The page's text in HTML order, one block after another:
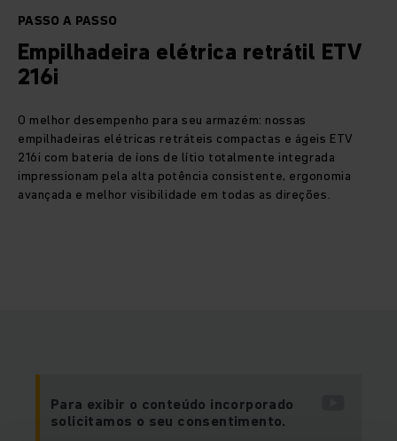
PASSO A PASSO
Empilhadeira elétrica retrátil ETV
216i
O melhor desempenho para seu armazém: nossas
empilhadeiras elétricas retráteis compactas e ágeis ETV
216i com bateria de íons de lítio totalmente integrada
impressionam pela alta potência consistente, ergonomia
avançada e melhor visibilidade em todas as direções.
Para exibir o conteúdo incorporado
solicitamos o seu consentimento.